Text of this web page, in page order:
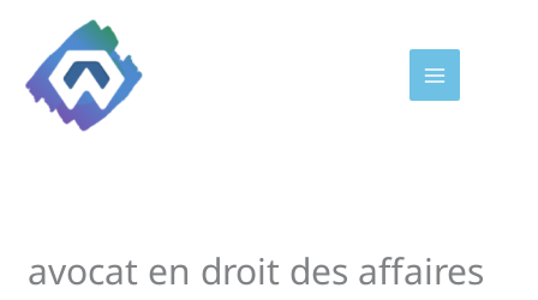
contenu
avocat en droit des affaires